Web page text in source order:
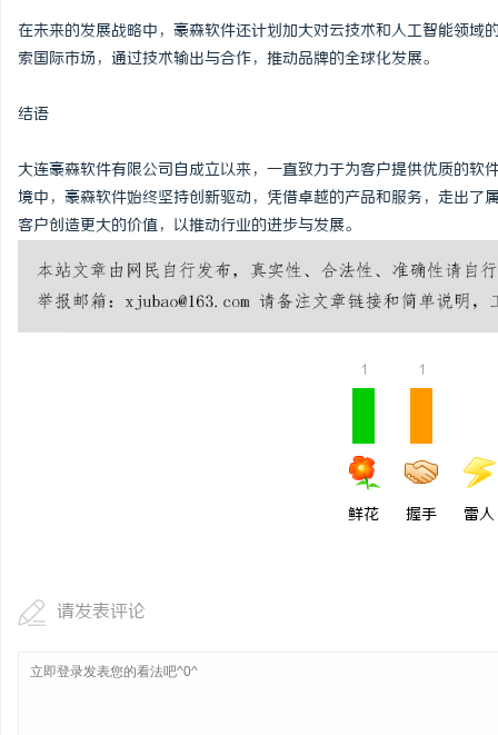
在未来的发展战略中，豪森软件还计划加大对云技术和人工智能领
索国际市场，通过技术输出与合作，推动品牌的全球化发展。
结语
大连豪森软件有限公司自成立以来，一直致力于为客户提供优质的
境中，豪森软件始终坚持创新驱动，凭借卓越的产品和服务，走出
客户创造更大的价值，以推动行业的进步与发展。
1
鲜花
1
握手 雷人
请发表评论